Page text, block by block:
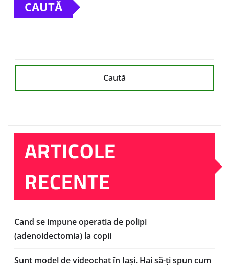
CAUTĂ
Caută
ARTICOLE
RECENTE
Cand se impune operatia de polipi
(adenoidectomia) la copii
Sunt model de videochat în Iași. Hai să-ți spun cum